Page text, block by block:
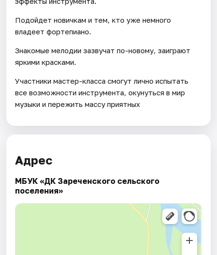
Подойдет новичкам и тем, кто уже немного
владеет фортепиано.
Знакомые мелодии зазвучат по-новому, заиграют
яркими красками.
Участники мастер-класса смогут лично испытать
все возможности инструмента, окунуться в мир
музыки и пережить массу приятных
Адрес
МБУК «ДК Зареченского сельского
поселения»